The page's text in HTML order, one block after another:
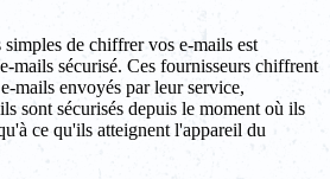
de chiffrer vos e-mails est
mails sécurisé. Ces fournisseurs chiffrent
mails envoyés par leur service,
sont sécurisés depuis le moment où ils
ce qu'ils atteignent l'appareil du